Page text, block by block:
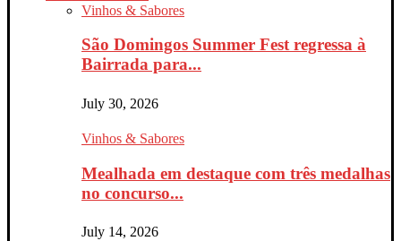
Vinhos & Sabores
São Domingos Summer Fest regressa à
Bairrada para...
July 30, 2026
Vinhos & Sabores
Mealhada em destaque com três medalhas
no concurso...
July 14, 2026